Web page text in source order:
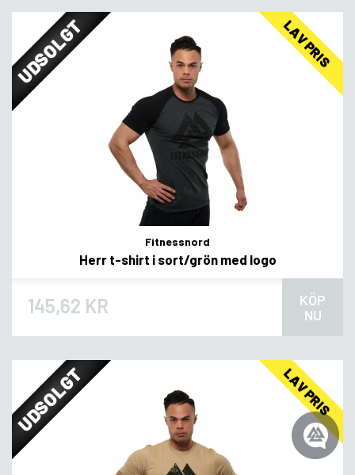
UDSOLGT LAV PRIS
Fitnessnord
Herr t-shirt i sort/grön med logo
145,62 KR
KÖP
NU
UDSOLGT LAV PRIS